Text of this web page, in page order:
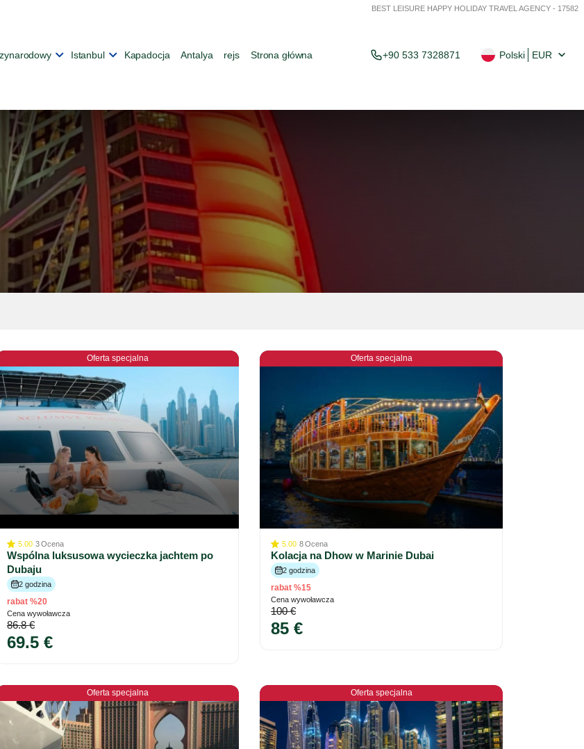
BEST LEISURE HAPPY HOLIDAY TRAVEL AGENCY - 17582
Istanbul Kapadocja Antalya rejs Strona główna +90 533 7328871 Polski EUR
Oferta specjalna
5.00 3Ocena
Wspólna luksusowa wycieczka jachtem po
Dubaju
2 godzina
rabat %20
Cena wywoławcza
86.8 €
69.5 €
Oferta specjalna
5.00 8Ocena
Kolacja na Dhow w Marinie Dubai
2 godzina
rabat %15
Cena wywoławcza
100 €
85 €
Oferta specjalna Oferta specjalna